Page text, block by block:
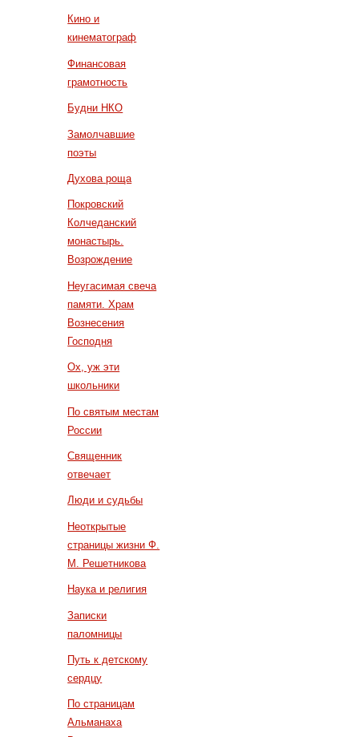
Кино и
кинематограф
Финансовая
грамотность
Будни НКО
Замолчавшие
поэты
Духова роща
Покровский
Колчеданский
монастырь.
Возрождение
Неугасимая свеча
памяти. Храм
Вознесения
Господня
Ох, уж эти
школьники
По святым местам
России
Священник
отвечает
Люди и судьбы
Неоткрытые
страницы жизни Ф.
М. Решетникова
Наука и религия
Записки
паломницы
Путь к детскому
сердцу
По страницам
Альманаха